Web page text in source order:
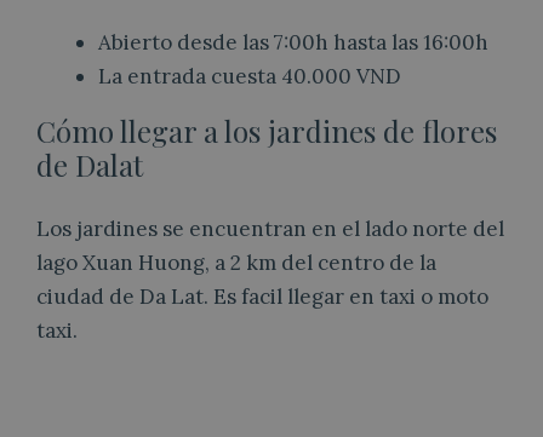
Abierto desde las 7:00h hasta las 16:00h
La entrada cuesta 40.000 VND
Cómo llegar a los jardines de flores
de Dalat
Los jardines se encuentran en el lado norte del
lago Xuan Huong, a 2 km del centro de la
ciudad de Da Lat. Es facil llegar en taxi o moto
taxi.